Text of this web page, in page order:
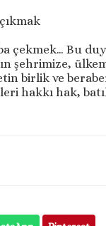
çekmek… Bu
şehrimize,
birlik ve
hakkı hak,